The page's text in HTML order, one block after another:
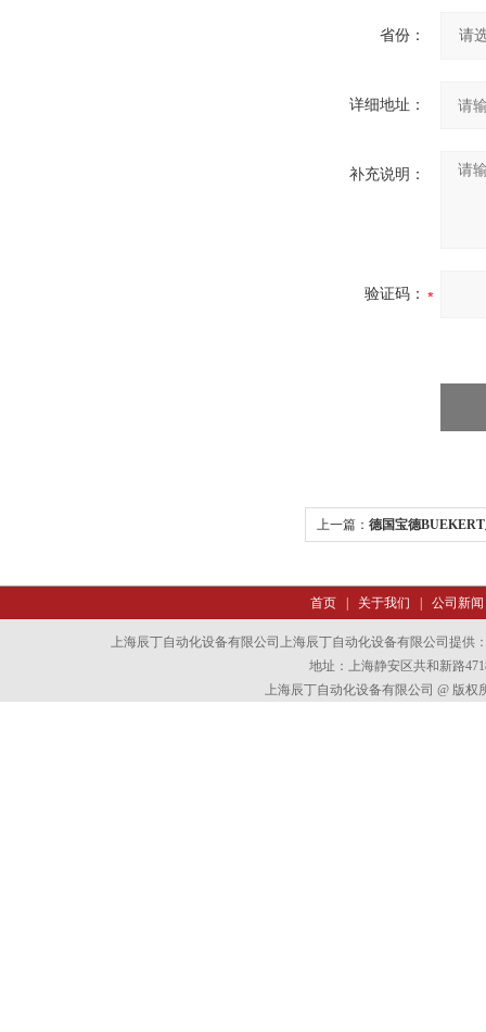
省份：
详细地址：
补充说明：
验证码：
上一篇： 德国宝德
首页| 关于我们 公司新闻
上海辰丁自动化设备有限公司上海辰丁自动化设备有限公司提供
地址：上海静安区共和新路
上海辰丁自动化设备有限公司 @ 版权